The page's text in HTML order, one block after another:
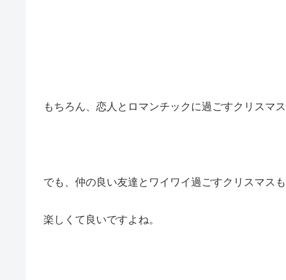
もちろん、恋人とロマンチックに過ごすクリスマ
でも、仲の良い友達とワイワイ過ごすクリスマスも
楽しくて良いですよね。